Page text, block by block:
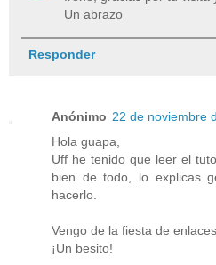
Un abrazo
Responder
Anónimo 22 de noviembre
Hola guapa,
Uff he tenido que leer el
bien de todo, lo explicas
hacerlo.
Vengo de la fiesta de
¡Un besito!